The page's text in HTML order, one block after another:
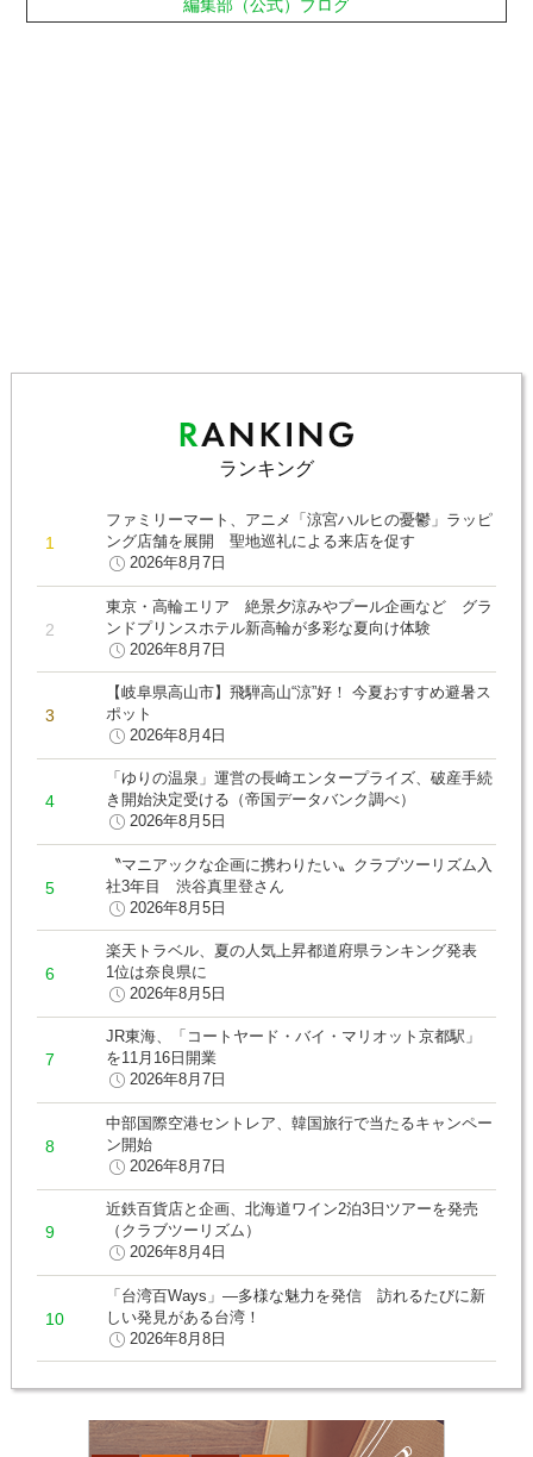
編集部（公式）ブログ
ランキング
ファミリーマート、アニメ「涼宮ハルヒの憂鬱」ラッピ
ング店舗を展開 聖地巡礼による来店を促す
2026年8月7日
東京・高輪エリア 絶景夕涼みやプール企画など グラ
ンドプリンスホテル新高輪が多彩な夏向け体験
2026年8月7日
【岐阜県高山市】飛騨高山“涼”好！ 今夏おすすめ避暑ス
ポット
2026年8月4日
「ゆりの温泉」運営の長崎エンタープライズ、破産手続
き開始決定受ける（帝国データバンク調べ）
2026年8月5日
〝マニアックな企画に携わりたい〟クラブツーリズム入
社3年目 渋谷真里登さん
2026年8月5日
楽天トラベル、夏の人気上昇都道府県ランキング発表
1位は奈良県に
2026年8月5日
JR東海、「コートヤード・バイ・マリオット京都駅」
を11月16日開業
2026年8月7日
中部国際空港セントレア、韓国旅行で当たるキャンペー
ン開始
2026年8月7日
近鉄百貨店と企画、北海道ワイン2泊3日ツアーを発売
（クラブツーリズム）
2026年8月4日
「台湾百Ways」―多様な魅力を発信 訪れるたびに新
しい発見がある台湾！
2026年8月8日